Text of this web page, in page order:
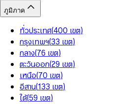
ภูมิภาค
ทั่วประเทศ(400 เขต)
กรุงเทพฯ(33 เขต)
กลาง(76 เขต)
ตะวันออก(29 เขต)
เหนือ(70 เขต)
อีสาน(133 เขต)
ใต้(59 เขต)